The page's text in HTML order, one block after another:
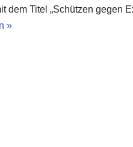
dem Titel „Schützen gegen
»